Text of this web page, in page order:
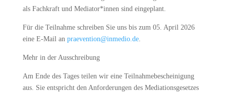
als Fachkraft und Mediator*innen sind eingeplant.
Für die Teilnahme schreiben Sie uns bis zum 05. April 2026
eine E-Mail an praevention@inmedio.de.
Mehr in der Ausschreibung
Am Ende des Tages teilen wir eine Teilnahmebescheinigung
aus. Sie entspricht den Anforderungen des Mediationsgesetzes